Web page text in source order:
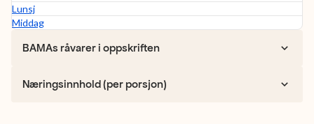
Lunsj
Middag
BAMAs råvarer i oppskriften
Næringsinnhold (per porsjon)